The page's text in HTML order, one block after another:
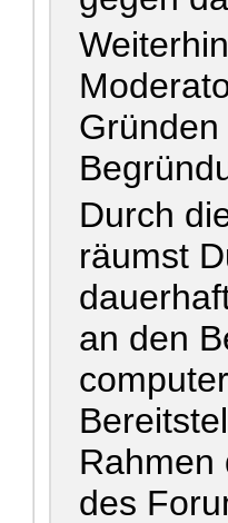
Durch
räumst
an den
Rahmen
des